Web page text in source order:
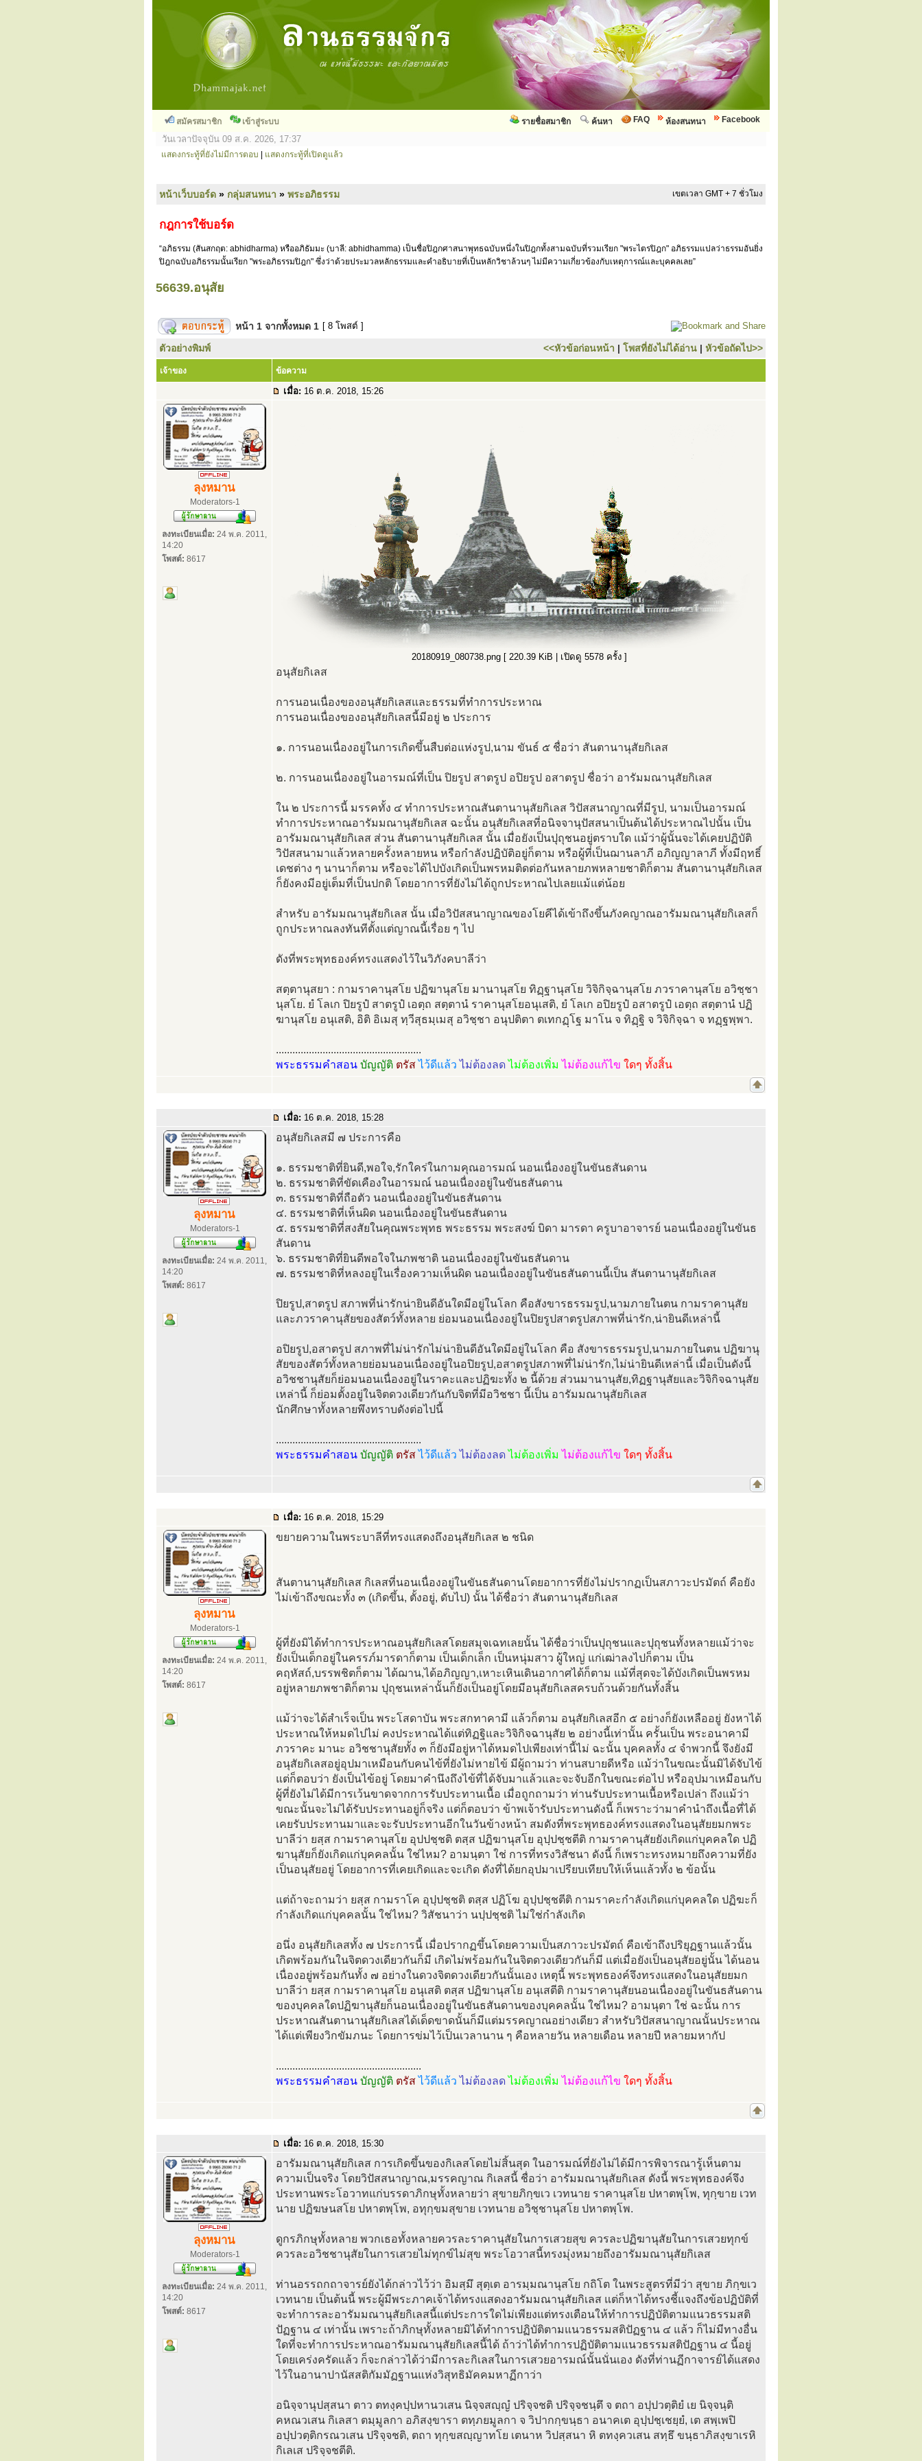
สมัครสมาชิก เข้าสู่ระบบ Facebook
ห้องสนทนา
FAQ
ค้นหา
รายชื่อสมาชิก
วันเวลาปัจจุบัน 09 ส.ค. 2026, 17:37
แสดงกระทู้ที่ยังไม่มีการตอบ แสดงกระทู้ที่เปิดดูแล้ว
หน้าเว็บบอร์ด » กลุ่มสนทนา » พระอภิธรรม เขตเวลา GMT + 7 ชั่วโมง
กฎการใช้บอร์ด
“อภิธรรม (สันสกฤต: abhidharma) หรืออภิธัมมะ (บาลี: abhidhamma) เป็นชื่อปิฎกศาสนาพุทธฉบับหนึ่งในปิฎกทั้งสามฉบับที่รวมเรียก "พระไตรปิฎก" อภิธรรมแปลว่าธรรมอันยิ่ง
ปิฎกฉบับอภิธรรมนั้นเรียก "พระอภิธรรมปิฎก" ซึ่งว่าด้วยประมวลหลักธรรมและคำอธิบายที่เป็นหลักวิชาล้วนๆ ไม่มีความเกี่ยวข้องกับเหตุการณ์และบุคคลเลย”
56639.อนุสัย
หน้า 1 จากทั้งหมด 1 [ 8 โพสต์ ]
ตัวอย่างพิมพ์ <<หัวข้อก่อนหน้า | โพสที่ยังไม่ได้อ่าน | หัวข้อถัดไป>>
เจ้าของ ข้อความ
เมื่อ: 16 ต.ค. 2018, 15:26
ลุงหมาน
Moderators-1
ลงทะเบียนเมื่อ: 24 พ.ค. 2011,
14:20
โพสต์: 8617
20180919_080738.png [ 220.39 KiB | เปิดดู 5578 ครั้ง ]
อนุสัยกิเลส
การนอนเนื่องของอนุสัยกิเลสและธรรมที่ทำการประหาณ
การนอนเนื่องของอนุสัยกิเลสนี้มีอยู่ ๒ ประการ
๑. การนอนเนื่องอยู่ในการเกิดขึ้นสืบต่อแห่งรูป,นาม ขันธ์ ๕ ชื่อว่า สันตานานุสัยกิเลส
๒. การนอนเนื่องอยู่ในอารมณ์ที่เป็น ปิยรูป สาตรูป อปิยรูป อสาตรูป ชื่อว่า อารัมมณานุสัยกิเลส
ใน ๒ ประการนี้ มรรคทั้ง ๔ ทำการประหาณสันตานานุสัยกิเลส วิปัสสนาญาณที่มีรูป, นามเป็นอารมณ์
ทำการประหาณอารัมมณานุสัยกิเลส ฉะนั้น อนุสัยกิเลสที่อนิจจานุปัสสนาเป็นต้นได้ประหาณไปนั้น เป็น
อารัมมณานุสัยกิเลส ส่วน สันตานานุสัยกิเลส นั้น เมื่อยังเป็นปุถุชนอยู่ตราบใด แม้ว่าผู้นั้นจะได้เคยปฏิบัติ
วิปัสสนามาแล้วหลายครั้งหลายหน หรือกำลังปฏิบัติอยู่ก็ตาม หรือผู้ที่เป็นฌานลาภี อภิญญาลาภี ทั้งมีฤทธิ์
เดชต่าง ๆ นานาก็ตาม หรือจะได้ไปบังเกิดเป็นพรหมติดต่อกันหลายภพหลายชาติก็ตาม สันตานานุสัยกิเลส
ก็ยังคงมีอยู่เต็มที่เป็นปกติ โดยอาการที่ยังไม่ได้ถูกประหาณไปเลยแม้แต่น้อย
สำหรับ อารัมมณานุสัยกิเลส นั้น เมื่อวิปัสสนาญาณของโยคีได้เข้าถึงขึ้นภังคญาณอารัมมณานุสัยกิเลสก็
ถูกประหาณลงทันทีตั้งแต่ญาณนี้เรื่อย ๆ ไป
ดังที่พระพุทธองค์ทรงแสดงไว้ในวิภังคบาลีว่า
สตฺตานุสยา : กามราคานุสโย ปฏิฆานุสโย มานานุสโย ทิฏฺฐานุสโย วิจิกิจฺฉานุสโย ภวราคานุสโย อวิชฺชา
นุสโย. ยํ โลเก ปิยรูปํ สาตรูปํ เอตฺถ สตฺตานํ ราคานุสโยอนุเสติ, ยํ โลเก อปิยรูปํ อสาตรูปํ เอตฺถ สตฺตานํ ปฏิ
ฆานุสโย อนุเสติ, อิติ อิเมสุ ทฺวีสุธมฺเมสุ อวิชฺชา อนุปติตา ตเทกฏฺโฐ มาโน จ ทิฏฺฐิ จ วิจิกิจฺฉา จ ทฏฺฐพฺพา.
.....................................................
พระธรรมคำสอน บัญญัติ ตรัสไว้ดีแล้วไม่ต้องลดไม่ต้องเพิ่ม ไม่ต้องแก้ไข ใดๆ ทั้งสิ้น
เมื่อ: 16 ต.ค. 2018, 15:28
ลุงหมาน
Moderators-1
ลงทะเบียนเมื่อ: 24 พ.ค. 2011,
14:20
โพสต์: 8617
อนุสัยกิเลสมี ๗ ประการคือ
๑. ธรรมชาติที่ยินดี,พอใจ,รักใคร่ในกามคุณอารมณ์ นอนเนื่องอยู่ในขันธสันดาน
๒. ธรรมชาติที่ขัดเคืองในอารมณ์ นอนเนื่องอยู่ในขันธสันดาน
๓. ธรรมชาติที่ถือตัว นอนเนื่องอยู่ในขันธสันดาน
๔. ธรรมชาติที่เห็นผิด นอนเนื่องอยู่ในขันธสันดาน
๕. ธรรมชาติที่สงสัยในคุณพระพุทธ พระธรรม พระสงฆ์ บิดา มารดา ครูบาอาจารย์ นอนเนื่องอยู่ในขันธ
สันดาน
๖. ธรรมชาติที่ยินดีพอใจในภพชาติ นอนเนื่องอยู่ในขันธสันดาน
๗. ธรรมชาติที่หลงอยู่ในเรื่องความเห็นผิด นอนเนื่องอยู่ในขันธสันดานนี้เป็น สันตานานุสัยกิเลส
ปิยรูป,สาตรูป สภาพที่น่ารักน่ายินดีอันใดมีอยู่ในโลก คือสังขารธรรมรูป,นามภายในตน กามราคานุสัย
และภวราคานุสัยของสัตว์ทั้งหลาย ย่อมนอนเนื่องอยู่ในปิยรูปสาตรูปสภาพที่น่ารัก,น่ายินดีเหล่านี้
อปิยรูป,อสาตรูป สภาพที่ไม่น่ารักไม่น่ายินดีอันใดมีอยู่ในโลก คือ สังขารธรรมรูป,นามภายในตน ปฏิฆานุ
สัยของสัตว์ทั้งหลายย่อมนอนเนื่องอยู่ในอปิยรูป,อสาตรูปสภาพที่ไม่น่ารัก,ไม่น่ายินดีเหล่านี้ เมื่อเป็นดังนี้
อวิชชานุสัยก็ย่อมนอนเนื่องอยู่ในราคะและปฏิฆะทั้ง ๒ นี้ด้วย ส่วนมานานุสัย,ทิฏฐานุสัยและวิจิกิจฉานุสัย
เหล่านี้ ก็ย่อมตั้งอยู่ในจิตดวงเดียวกันกับจิตที่มีอวิชชา นี้เป็น อารัมมณานุสัยกิเลส
นักศึกษาทั้งหลายพึงทราบดังต่อไปนี้
.....................................................
พระธรรมคำสอน บัญญัติ ตรัสไว้ดีแล้วไม่ต้องลดไม่ต้องเพิ่ม ไม่ต้องแก้ไข ใดๆ ทั้งสิ้น
เมื่อ: 16 ต.ค. 2018, 15:29
ลุงหมาน
Moderators-1
ลงทะเบียนเมื่อ: 24 พ.ค. 2011,
14:20
โพสต์: 8617
ขยายความในพระบาลีที่ทรงแสดงถึงอนุสัยกิเลส ๒ ชนิด
สันตานานุสัยกิเลส กิเลสที่นอนเนื่องอยู่ในขันธสันดานโดยอาการที่ยังไม่ปรากฏเป็นสภาวะปรมัตถ์ คือยัง
ไม่เข้าถึงขณะทั้ง ๓ (เกิดขึ้น, ตั้งอยู่, ดับไป) นั้น ได้ชื่อว่า สันตานานุสัยกิเลส
ผู้ที่ยังมิได้ทำการประหาณอนุสัยกิเลสโดยสมุจเฉทเลยนั้น ได้ชื่อว่าเป็นปุถุชนและปุถุชนทั้งหลายแม้ว่าจะ
ยังเป็นเด็กอยู่ในครรภ์มารดาก็ตาม เป็นเด็กเล็ก เป็นหนุ่มสาว ผู้ใหญ่ แก่เฒ่าลงไปก็ตาม เป็น
คฤหัสถ์,บรรพชิตก็ตาม ได้ฌาน,ได้อภิญญา,เหาะเหินเดินอากาศได้ก็ตาม แม้ที่สุดจะได้บังเกิดเป็นพรหม
อยู่หลายภพชาติก็ตาม ปุถุชนเหล่านั้นก็ยังเป็นอยู่โดยมีอนุสัยกิเลสครบถ้วนด้วยกันทั้งสิ้น
แม้ว่าจะได้สำเร็จเป็น พระโสดาบัน พระสกทาคามี แล้วก็ตาม อนุสัยกิเลสอีก ๕ อย่างก็ยังเหลืออยู่ ยังหาได้
ประหาณให้หมดไปไม่ คงประหาณได้แต่ทิฏฐิและวิจิกิจฉานุสัย ๒ อย่างนี้เท่านั้น ครั้นเป็น พระอนาคามี
ภวราคะ มานะ อวิชชานุสัยทั้ง ๓ ก็ยังมีอยู่หาได้หมดไปเพียงเท่านี้ไม่ ฉะนั้น บุคคลทั้ง ๔ จำพวกนี้ จึงยังมี
อนุสัยกิเลสอยู่อุปมาเหมือนกับคนไข้ที่ยังไม่หายไข้ มีผู้ถามว่า ท่านสบายดีหรือ แม้ว่าในขณะนั้นมิได้จับไข้
แต่ก็ตอบว่า ยังเป็นไข้อยู่ โดยมาคำนึงถึงไข้ที่ได้จับมาแล้วและจะจับอีกในขณะต่อไป หรืออุปมาเหมือนกับ
ผู้ที่ยังไม่ได้มีการเว้นขาดจากการรับประทานเนื้อ เมื่อถูกถามว่า ท่านรับประทานเนื้อหรือเปล่า ถึงแม้ว่า
ขณะนั้นจะไม่ได้รับประทานอยู่ก็จริง แต่ก็ตอบว่า ข้าพเจ้ารับประทานดังนี้ ก็เพราะว่ามาคำนำถึงเนื้อที่ได้
เคยรับประทานมาและจะรับประทานอีกในวันข้างหน้า สมดังที่พระพุทธองค์ทรงแสดงในอนุสัยยมกพระ
บาลีว่า ยสฺส กามราคานุสโย อุปปชฺชติ ตสฺส ปฏิฆานุสโย อุปฺปชฺชตีติ กามราคานุสัยยังเกิดแก่บุคคลใด ปฏิ
ฆานุสัยก็ยังเกิดแก่บุคคลนั้น ใช่ไหม? อามนฺตา ใช่ การที่ทรงวิสัชนา ดังนี้ ก็เพราะทรงหมายถึงความที่ยัง
เป็นอนุสัยอยู่ โดยอาการที่เคยเกิดและจะเกิด ดังที่ได้ยกอุปมาเปรียบเทียบให้เห็นแล้วทั้ง ๒ ข้อนั้น
แต่ถ้าจะถามว่า ยสฺส กามราโค อุปฺปชฺชติ ตสฺส ปฏิโฆ อุปฺปชฺชตีติ กามราคะกำลังเกิดแก่บุคคลใด ปฏิฆะก็
กำลังเกิดแก่บุคคลนั้น ใช่ไหม? วิสัชนาว่า นปฺปชฺชติ ไม่ใช่กำลังเกิด
อนึ่ง อนุสัยกิเลสทั้ง ๗ ประการนี้ เมื่อปรากฏขึ้นโดยความเป็นสภาวะปรมัตถ์ คือเข้าถึงปริยุฏฐานแล้วนั้น
เกิดพร้อมกันในจิตดวงเดียวกันก็มี เกิดไม่พร้อมกันในจิตดวงเดียวกันก็มี แต่เมื่อยังเป็นอนุสัยอยู่นั้น ได้นอน
เนื่องอยู่พร้อมกันทั้ง ๗ อย่างในดวงจิตดวงเดียวกันนั้นเอง เหตุนี้ พระพุทธองค์จึงทรงแสดงในอนุสัยยมก
บาลีว่า ยสฺส กามราคานุสโย อนุเสติ ตสฺส ปฏิฆานุสโย อนุเสตีติ กามราคานุสัยนอนเนื่องอยู่ในขันธสันดาน
ของบุคคลใดปฏิฆานุสัยก็นอนเนื่องอยู่ในขันธสันดานของบุคคลนั้น ใช่ไหม? อามนุตา ใช่ ฉะนั้น การ
ประหาณสันตานานุสัยกิเลสได้เด็ดขาดนั้นก็มีแต่มรรคญาณอย่างเดียว สำหรับวิปัสสนาญาณนั้นประหาณ
ได้แต่เพียงวิกขัมภนะ โดยการข่มไว้เป็นเวลานาน ๆ คือหลายวัน หลายเดือน หลายปี หลายมหากัป
.....................................................
พระธรรมคำสอน บัญญัติ ตรัสไว้ดีแล้วไม่ต้องลดไม่ต้องเพิ่ม ไม่ต้องแก้ไข ใดๆ ทั้งสิ้น
เมื่อ: 16 ต.ค. 2018, 15:30
ลุงหมาน
Moderators-1
ลงทะเบียนเมื่อ: 24 พ.ค. 2011,
14:20
โพสต์: 8617
อารัมมณานุสัยกิเลส การเกิดขึ้นของกิเลสโดยไม่สิ้นสุด ในอารมณ์ที่ยังไม่ได้มีการพิจารณารู้เห็นตาม
ความเป็นจริง โดยวิปัสสนาญาณ,มรรคญาณ กิเลสนี้ ชื่อว่า อารัมมณานุสัยกิเลส ดังนี้ พระพุทธองค์จึง
ประทานพระโอวาทแก่บรรดาภิกษุทั้งหลายว่า สุขายภิกฺขเว เวทนาย ราคานุสโย ปหาตพฺโพ, ทุกฺขาย เวท
นาย ปฏิฆษนสโย ปหาตพฺโพ, อทุกฺขมสุขาย เวทนาย อวิชฺชานุสโย ปหาตพฺโพ.
ดูกรภิกษุทั้งหลาย พวกเธอทั้งหลายควรละราคานุสัยในการเสวยสุข ควรละปฏิฆานุสัยในการเสวยทุกข์
ควรละอวิชชานุสัยในการเสวยไม่ทุกข์ไม่สุข พระโอวาสนี้ทรงมุ่งหมายถึงอารัมมณานุสัยกิเลส
ท่านอรรถกถาจารย์ยังได้กล่าวไว้ว่า อิมสฺมึ สุตฺเต อารมฺมณานุสโย กถิโต ในพระสูตรที่มีว่า สุขาย ภิกฺขเว
เวทนาย เป็นต้นนี้ พระผู้มีพระภาคเจ้าได้ทรงแสดงอารัมมณานุสัยกิเลส แต่ก็หาได้ทรงชี้แจงถึงข้อปฏิบัติที่
จะทำการละอารัมมณานุสัยกิเลสนี้แต่ประการใดไม่เพียงแต่ทรงเตือนให้ทำการปฏิบัติตามแนวธรรมสติ
ปัฏฐาน ๔ เท่านั้น เพราะถ้าภิกษุทั้งหลายมิได้ทำการปฏิบัติตามแนวธรรมสติปัฏฐาน ๔ แล้ว ก็ไม่มีทางอื่น
ใดที่จะทำการประหาณอารัมมณานุสัยกิเลสนี้ได้ ถ้าว่าได้ทำการปฏิบัติตามแนวธรรมสติปัฏฐาน ๔ นี้อยู่
โดยเคร่งครัดแล้ว ก็จะกล่าวได้ว่ามีการละกิเลสในการเสวยอารมณ์นั้นนั่นเอง ดังที่ท่านฏีกาจารย์ได้แสดง
ไว้ในอานาปานัสสติกัมมัฏฐานแห่งวิสุทธิมัคคมหาฏีกาว่า
อนิจฺจานุปสฺสนา ตาว ตทงฺคปฺปหานวเสน นิจฺจสญฺญํ ปริจฺจชติ ปริจฺจชนฺตึ จ ตถา อปฺปวตฺติยํ เย นิจฺจนฺติ
คหณวเสน กิเลสา ตมฺมูลกา อภิสงฺขารา ตทฺภยมูลกา จ วิปากกฺขนฺธา อนาคเต อุปฺปชฺเชยฺยํ, เต สพฺเพปิ
อปฺปวตฺติกรณวเสน ปริจฺจชติ, ตถา ทุกฺขสญฺญาทโย เตนาห วิปสฺสนา หิ ตทงฺควเสน สทฺธึ ขนฺธาภิสงฺขาเรหิ
กิเลเส ปริจฺจชตีติ.